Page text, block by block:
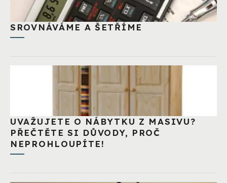
SROVNÁVÁME A ŠETŘÍME
UVAŽUJETE O NÁBYTKU Z MASIVU?
PŘEČTĚTE SI DŮVODY, PROČ
NEPROHLOUPÍTE!